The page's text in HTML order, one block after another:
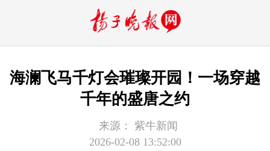
海澜飞马千灯会璀璨开园！一场穿越
千年的盛唐之约
来源：
紫牛新闻
2026-02-08 13:52:00